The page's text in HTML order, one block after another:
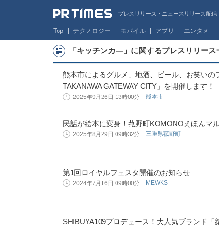
プレスリリース・ニュースリリース配信
Top テクノロジー モバイル アプリ エンタメ
「キッチンカ―」に関するプレスリリース
熊本市によるグルメ、地酒、ビール、お笑い
TAKANAWA GATEWAY CITY」を開催します！
2025年9月26日 13時00分 熊本市
民話が絵本に変身！菰野町KOMONOえほんマ
2025年8月29日 09時32分 三重県菰野町
第1回ロイヤルフェスタ開催のお知らせ
2024年7月16日 09時00分 MEWKS
SHIBUYA109プロデュース！大人気ブランド「